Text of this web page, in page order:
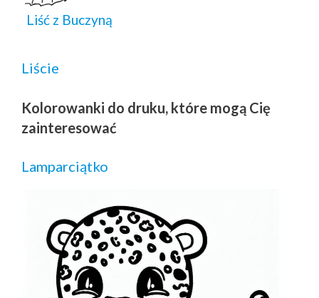
Liść z Buczyną
Liście
Kolorowanki do druku, które mogą Cię
zainteresować
Lamparciątko